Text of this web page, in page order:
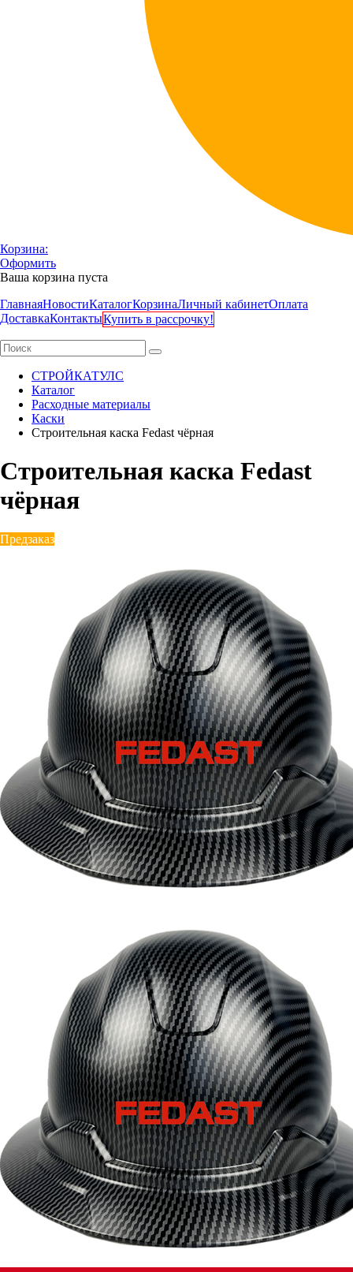
Корзина:
Оформить
Ваша корзина пуста
ГлавнаяНовостиКаталогКорзинаЛичный кабинетОплата
ДоставкаКонтактыКупить в рассрочку!
СТРОЙКАТУЛС
Каталог
Расходные материалы
Каски
Строительная каска Fedast чёрная
Строительная каска Fedast
чёрная
Предзаказ